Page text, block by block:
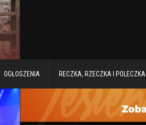
OGŁOSZENIA RECZKA, RZECZKA I POLECZKA